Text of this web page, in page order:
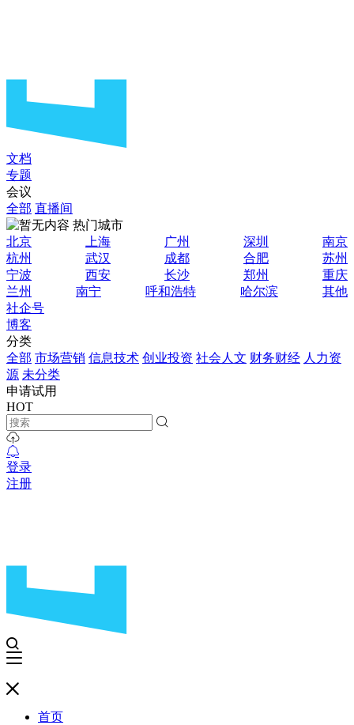
文档
专题
会议
全部 直播间
热门城市
北京
上海 广州 深圳
南京
杭州
武汉 成都 合肥
苏州
宁波
西安 长沙 郑州
重庆
兰州
南宁 呼和浩特 哈尔滨
其他
社企号
博客
分类
全部 市场营销 信息技术 创业投资 社会人文 财务财经 人力资
源 未分类
申请试用
HOT
登录
注册
首页